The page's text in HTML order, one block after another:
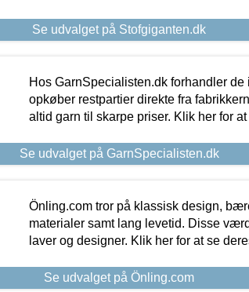
Se udvalget på Stofgiganten.dk
Hos GarnSpecialisten.dk forhandler
opkøber restpartier direkte fra
altid garn til skarpe priser. Klik her for
Se udvalget på GarnSpecialisten.dk
Önling.com tror på klassisk design,
materialer samt lang levetid. Disse
laver og designer. Klik her for at se
Se udvalget på Önling.com